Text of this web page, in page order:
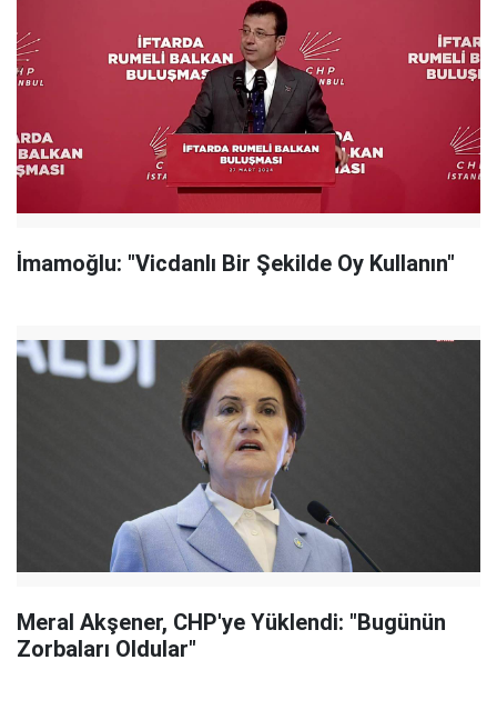
İmamoğlu: "Vicdanlı Bir Şekilde Oy Kullanın"
Meral Akşener, CHP'ye Yüklendi: "Bugünün
Zorbaları Oldular"